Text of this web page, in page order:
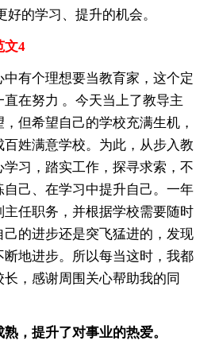
的学习、提升的机会。
文4
有个理想要当教育家，这个定
在努力 。今天当上了教导主
但希望自己的学校充满生机，
姓满意学校。为此，从步入教
习，踏实工作，探寻求索，不
自己、在学习中提升自己。一年
任职务，并根据学校需要随时
的进步还是突飞猛进的，发现
断地进步。所以每当这时，我都
，感谢周围关心帮助我的同
提升了对事业的热爱。